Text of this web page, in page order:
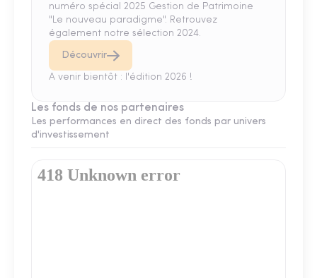
numéro spécial 2025 Gestion de Patrimoine
"Le nouveau paradigme". Retrouvez
également notre sélection 2024.
Découvrir
A venir bientôt : l'édition 2026 !
Les fonds de nos partenaires
Les performances en direct des fonds par univers
d'investissement